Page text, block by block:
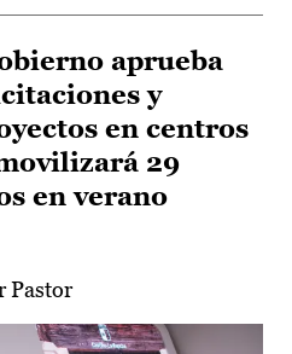
aprueba
y
en centros
29
en verano
Pastor